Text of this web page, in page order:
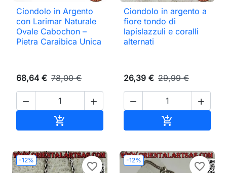
Ciondolo in Argento
con Larimar Naturale
Ovale Cabochon –
Pietra Caraibica Unica
68,64 € 78,00 €
 

Ciondolo in argento a
fiore tondo di
lapislazzuli e coralli
alternati
26,39 € 29,99 €
 

-12%
favorite_border
-12%
favorite_border